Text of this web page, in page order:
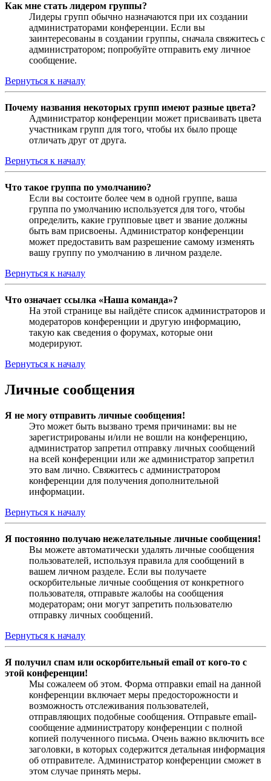
Как мне стать лидером группы?
Лидеры групп обычно назначаются при их создании
администраторами конференции. Если вы
заинтересованы в создании группы, сначала свяжитесь с
администратором; попробуйте отправить ему личное
сообщение.
Вернуться к началу
Почему названия некоторых групп имеют разные цвета?
Администратор конференции может присваивать цвета
участникам групп для того, чтобы их было проще
отличать друг от друга.
Вернуться к началу
Что такое группа по умолчанию?
Если вы состоите более чем в одной группе, ваша
группа по умолчанию используется для того, чтобы
определить, какие групповые цвет и звание должны
быть вам присвоены. Администратор конференции
может предоставить вам разрешение самому изменять
вашу группу по умолчанию в личном разделе.
Вернуться к началу
Что означает ссылка «Наша команда»?
На этой странице вы найдёте список администраторов и
модераторов конференции и другую информацию,
такую как сведения о форумах, которые они
модерируют.
Вернуться к началу
Личные сообщения
Я не могу отправить личные сообщения!
Это может быть вызвано тремя причинами: вы не
зарегистрированы и/или не вошли на конференцию,
администратор запретил отправку личных сообщений
на всей конференции или же администратор запретил
это вам лично. Свяжитесь с администратором
конференции для получения дополнительной
информации.
Вернуться к началу
Я постоянно получаю нежелательные личные сообщения!
Вы можете автоматически удалять личные сообщения
пользователей, используя правила для сообщений в
вашем личном разделе. Если вы получаете
оскорбительные личные сообщения от конкретного
пользователя, отправьте жалобы на сообщения
модераторам; они могут запретить пользователю
отправку личных сообщений.
Вернуться к началу
Я получил спам или оскорбительный email от кого-то с
этой конференции!
Мы сожалеем об этом. Форма отправки email на данной
конференции включает меры предосторожности и
возможность отслеживания пользователей,
отправляющих подобные сообщения. Отправьте email-
сообщение администратору конференции с полной
копией полученного письма. Очень важно включить все
заголовки, в которых содержится детальная информация
об отправителе. Администратор конференции сможет в
этом случае принять меры.